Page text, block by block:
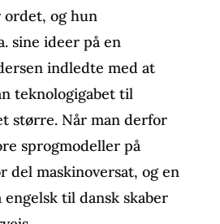
og hun
sine ideer på en
indledte med at
teknologigabet til
større. Når man derfor
sprogmodeller på
del maskinoversat, og en
til dansk skaber